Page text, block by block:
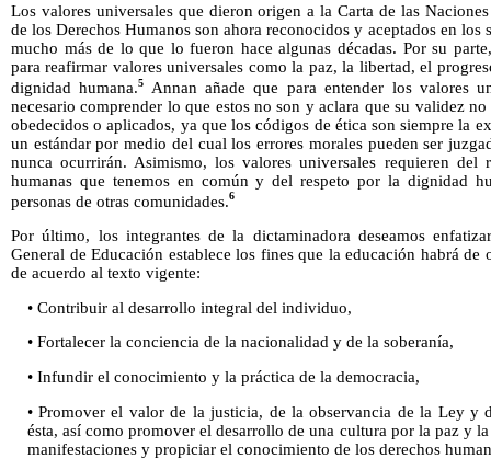
Los valores universales que dieron origen a la Carta de las
de los Derechos Humanos son ahora reconocidos y aceptados en los
mucho más de lo que lo fueron hace algunas décadas. Por su
para reafirmar valores universales como la paz, la libertad, el
dignidad humana.5
Annan añade que para entender los valores
necesario comprender lo que estos no son y aclara que su validez
obedecidos o aplicados, ya que los códigos de ética son siempre la
un estándar por medio del cual los errores morales pueden ser
nunca ocurrirán. Asimismo, los valores universales requieren del
humanas que tenemos en común y del respeto por la dignidad
personas de otras comunidades.6
Por último, los integrantes de la dictaminadora deseamos
General de Educación establece los fines que la educación habrá de
de acuerdo al texto vigente:
• Contribuir al desarrollo integral del individuo,
• Fortalecer la conciencia de la nacionalidad y de la soberanía,
• Infundir el conocimiento y la práctica de la democracia,
• Promover el valor de la justicia, de la observancia de la Ley y
ésta, así como promover el desarrollo de una cultura por la paz y
manifestaciones y propiciar el conocimiento de los derechos